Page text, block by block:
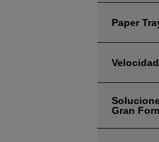
Paper
Gran